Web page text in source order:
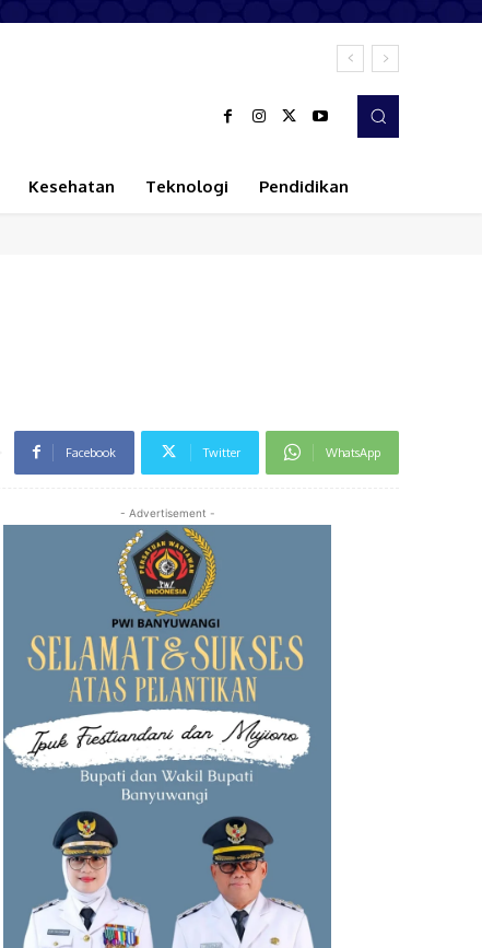
Kesehatan Teknologi Pendidikan
Facebook Twitter WhatsApp
- Advertisement -